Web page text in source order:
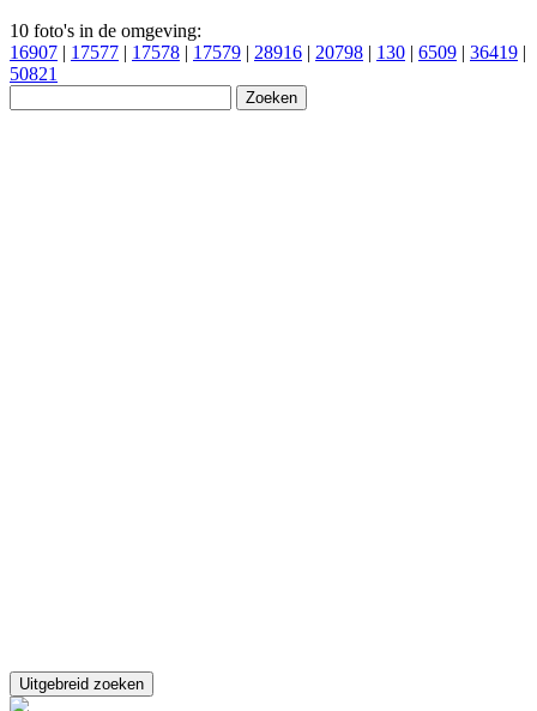
10 foto's in de omgeving:
16907 | 17577 | 17578 | 17579 | 28916 | 20798 | 130 | 6509 | 36419 |
50821